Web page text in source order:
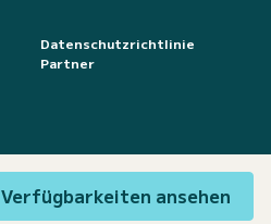
Verfügbarkeiten ansehen
Datenschutzrichtlinie
Partner